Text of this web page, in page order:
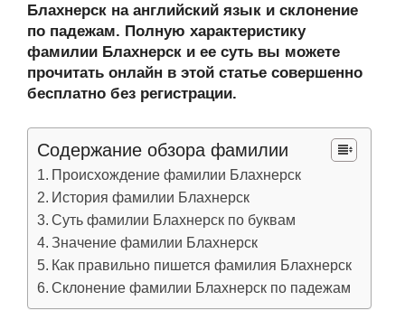
Блахнерск на английский язык и склонение
по падежам. Полную характеристику
фамилии Блахнерск и ее суть вы можете
прочитать онлайн в этой статье совершенно
бесплатно без регистрации.
Содержание обзора фамилии
Происхождение фамилии Блахнерск
История фамилии Блахнерск
Суть фамилии Блахнерск по буквам
Значение фамилии Блахнерск
Как правильно пишется фамилия Блахнерск
Склонение фамилии Блахнерск по падежам